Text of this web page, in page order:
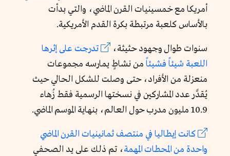
أمريكا مع خمسينيات القرن الماضي، والتي بدأت
بالأساس كلعبة مرتبطة بكرة القدم الأمريكية.
سنوات طوال وجهود حثيثة،
تدرجت على إثرها
اللعبة شيئاً فشيئاً من نشاطٍ يمارسه مجموعات
منعزلة من الأفراد، حتى وصلت للشكل الحالي حيث
يُقدَّر عدد المشاركين في نسختها الرسمية فقط زُهاء
10.9 مليون مدرب حول العالم، بنهاية الموسم الماضي.
كانت إيطاليا في منتصف ثمانينيات القرن الماضي
واحدة من المحطات المهمة، تم ذلك على يد الصحفي